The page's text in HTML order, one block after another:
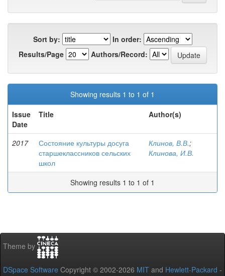
Sort by:
In order:
Results/Page
Authors/Record:
Showing results 1 to 1 of 1
Issue
Date
Title Author(s)
2017
Состояние культуры досуга
старшеклассников сельских
школ
Клинов, В.В.;
Клинова, И.В.
Showing results 1 to 1 of 1
Theme by
DSpace Software Copyright © 2002-2026 MIT and Hewlett-Packard -